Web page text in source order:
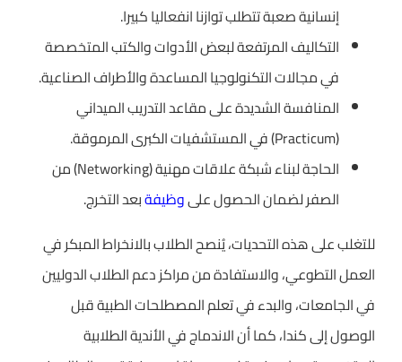
إنسانية صعبة تتطلب توازنا انفعاليا كبيرا.
التكاليف المرتفعة لبعض الأدوات والكتب المتخصصة
في مجالات التكنولوجيا المساعدة والأطراف الصناعية.
المنافسة الشديدة على مقاعد التدريب الميداني
(Practicum) في المستشفيات الكبرى المرموقة.
الحاجة لبناء شبكة علاقات مهنية (Networking) من
الصفر لضمان الحصول علىوظيفةبعد التخرج.
للتغلب على هذه التحديات، يُنصح الطلاب بالانخراط المبكر في
العمل التطوعي، والاستفادة من مراكز دعم الطلاب الدوليين
في الجامعات، والبدء في تعلم المصطلحات الطبية قبل
الوصول إلى كندا، كما أن الاندماج في الأندية الطلابية